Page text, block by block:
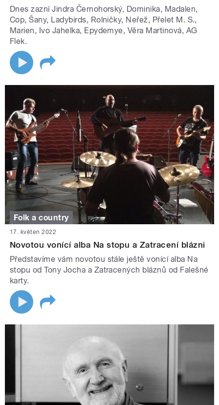
Dnes zazní Jindra Černohorský, Dominika, Madalen,
Cop, Šany, Ladybirds, Rolničky, Neřež, Přelet M. S.,
Marien, Ivo Jahelka, Epydemye, Věra Martinová, AG
Flek.
Folk a country
17. květen 2022
Novotou vonící alba Na stopu a Zatracení blázni
Představíme vám novotou stále ještě vonící alba Na
stopu od Tony Jocha a Zatracených bláznů od Falešné
karty.